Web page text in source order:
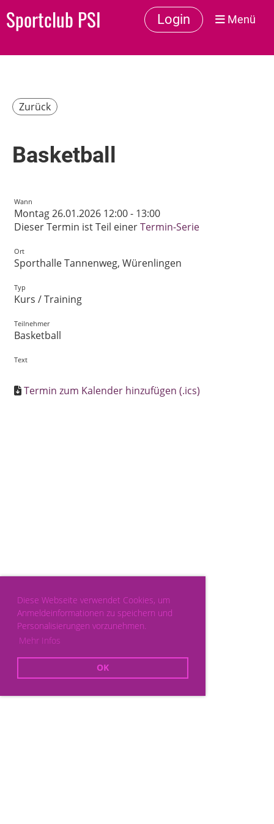
Diese Webseite verwendet Cookies, um
Anmeldeinformationen zu speichern und
Personalisierungen vorzunehmen.
Mehr Infos
OK
Sportclub PSI Login Menü
Zurück
Basketball
Wann
Montag 26.01.2026 12:00 - 13:00
Dieser Termin ist Teil einerTermin-Serie
Ort
Sporthalle Tannenweg, Würenlingen
Typ
Kurs / Training
Teilnehmer
Basketball
Text
Termin zum Kalender hinzufügen (.ics)